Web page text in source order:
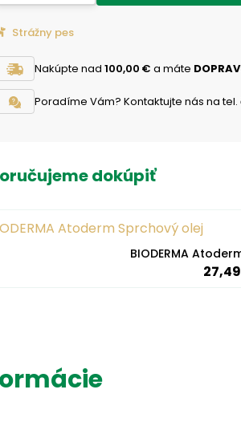
Strážny pes
Nakúpte nad 100,00 € a máte
Poradíme Vám? Kontaktujte nás na tel.
dokúpiť
BIODERMA